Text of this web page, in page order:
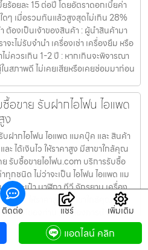
อยละ 15 ต่อปี โดยอัตราดอกเบี้ยค่า
ดๆ เมื่อรวมกันแล้วสูงสุดไม่เกิน 28%
ต้องเป็นเจ้าของสินค้า : ผู้นำสินค้ามา
จะไม่รับจำนำ เครื่องเช่า เครื่องยืม หรือ
ม่ควรเกิน 1-2 ปี : หากเกินจะพิจารณา
นสภาพดี ไม่เคยเสียหรือเคยซ่อมมาก่อน
อขาย รับฝากไอโฟน ไอแพด
ง
ฝากไอโฟน ไอแพด แมคบุ๊ค และ สินค้า
ะ ได้เงินไว ให้ราคาสูง มีสาขาใกล้คุณ
รับซื้อขายไอโฟน.com บริการรับซื้อ
กชนิด ไม่ว่าจะเป็น ไอโฟน ไอแพด แม
กระเป๋า นาฬิกา ทีวี จักรยาน เครื่อง
เงินไว ให้ราคาสูง มีสาขาใกล้คุณ
ระสงค์ของท่าน : ว่าต้องการนำสินค้า
ะ ประเมินราคาสินค้าในเบื้องต้น 2.
งเตรียมเอกสาร สำเนาบัตรประชาชน
ติดต่อ แชร์ เพิ่มเติม
แอดไลน์ คลิก